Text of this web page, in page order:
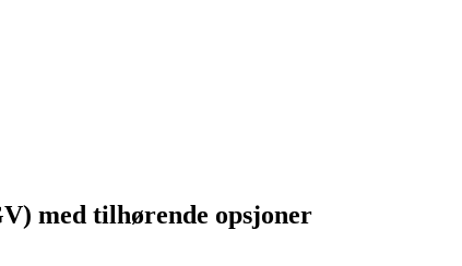
med tilhørende opsjoner